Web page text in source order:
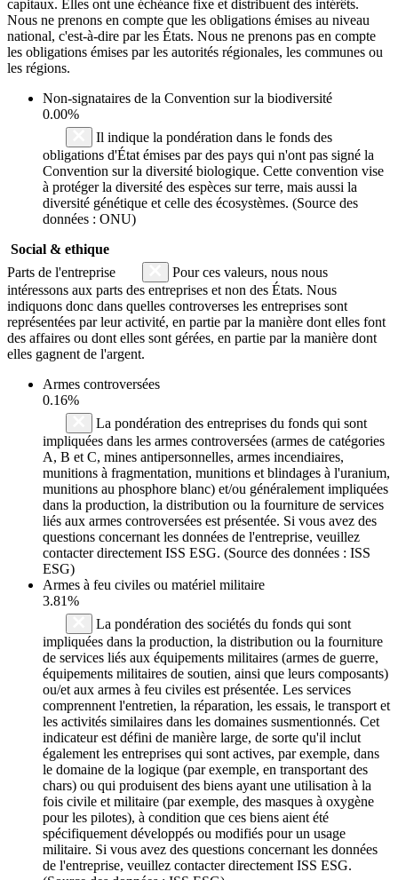
capitaux. Elles ont une échéance fixe et distribuent des intérêts.
Nous ne prenons en compte que les obligations émises au niveau
national, c'est-à-dire par les États. Nous ne prenons pas en compte
les obligations émises par les autorités régionales, les communes ou
les régions.
Non-signataires de la Convention sur la biodiversité
0.00%
Il indique la pondération dans le fonds des
obligations d'État émises par des pays qui n'ont pas signé la
Convention sur la diversité biologique. Cette convention vise
à protéger la diversité des espèces sur terre, mais aussi la
diversité génétique et celle des écosystèmes. (Source des
données : ONU)
Social & ethique
Parts de l'entreprise
Pour ces valeurs, nous nous
intéressons aux parts des entreprises et non des États. Nous
indiquons donc dans quelles controverses les entreprises sont
représentées par leur activité, en partie par la manière dont elles font
des affaires ou dont elles sont gérées, en partie par la manière dont
elles gagnent de l'argent.
Armes controversées
0.16%
La pondération des entreprises du fonds qui sont
impliquées dans les armes controversées (armes de catégories
A, B et C, mines antipersonnelles, armes incendiaires,
munitions à fragmentation, munitions et blindages à l'uranium,
munitions au phosphore blanc) et/ou généralement impliquées
dans la production, la distribution ou la fourniture de services
liés aux armes controversées est présentée. Si vous avez des
questions concernant les données de l'entreprise, veuillez
contacter directement ISS ESG. (Source des données : ISS
ESG)
Armes à feu civiles ou matériel militaire
3.81%
La pondération des sociétés du fonds qui sont
impliquées dans la production, la distribution ou la fourniture
de services liés aux équipements militaires (armes de guerre,
équipements militaires de soutien, ainsi que leurs composants)
ou/et aux armes à feu civiles est présentée. Les services
comprennent l'entretien, la réparation, les essais, le transport et
les activités similaires dans les domaines susmentionnés. Cet
indicateur est défini de manière large, de sorte qu'il inclut
également les entreprises qui sont actives, par exemple, dans
le domaine de la logique (par exemple, en transportant des
chars) ou qui produisent des biens ayant une utilisation à la
fois civile et militaire (par exemple, des masques à oxygène
pour les pilotes), à condition que ces biens aient été
spécifiquement développés ou modifiés pour un usage
militaire. Si vous avez des questions concernant les données
de l'entreprise, veuillez contacter directement ISS ESG.